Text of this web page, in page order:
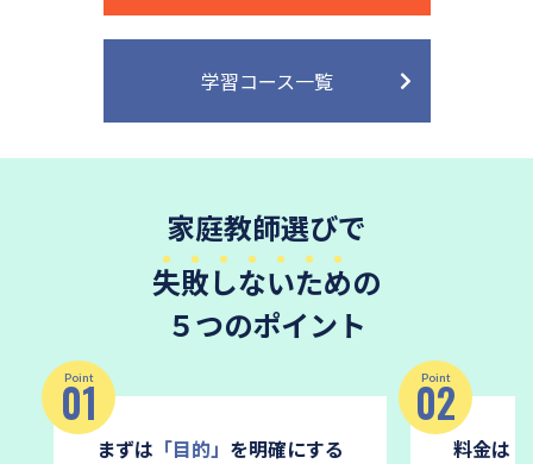
学習コース一覧
家庭教師選びで
失敗しないための
５つのポイント
Point
01
まずは 「目的」 を明確にする
Point
02
料金は